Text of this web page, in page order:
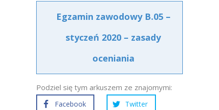
Egzamin zawodowy B.05 –
styczeń 2020 – zasady
oceniania
Podziel się tym arkuszem ze znajomymi:
Facebook Twitter